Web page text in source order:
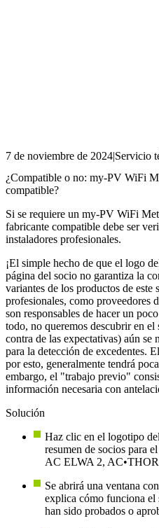
7 de noviembre de 2024|Servicio
¿Compatible o no: my-PV WiFi
compatible?
Si se requiere un my-PV WiFi
fabricante compatible debe ser
instaladores profesionales.
¡El simple hecho de que el logo
página del socio no garantiza la
variantes de los productos de este
profesionales, como proveedores
son responsables de hacer un
todo, no queremos descubrir en
contra de las expectativas) aún se
para la detección de excedentes.
por esto, generalmente tendrá
embargo, el "trabajo previo"
información necesaria con
Solución
Haz clic en el logotipo
resumen de socios para
AC ELWA 2,
Se abrirá una ventana
explica cómo funciona el
han sido probados o